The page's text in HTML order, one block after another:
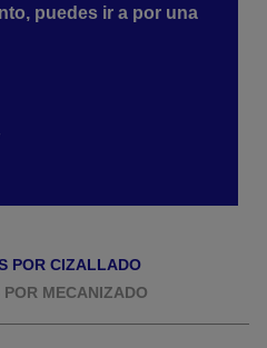
puedes ir a por una
POR CIZALLADO
MECANIZADO